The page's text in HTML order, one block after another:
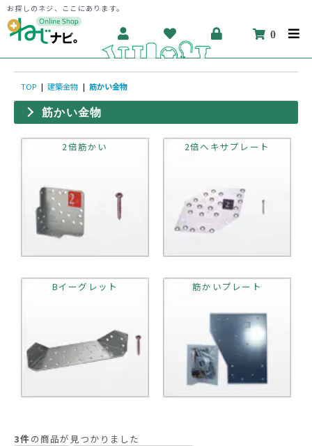
お探しのネジ、ここにあります。
0
TOP | 建築金物 | 筋かい金物
筋かい金物
2倍筋かい 2倍ヘキサプレート
Bイーグレット 筋かいプレート
3件の商品が見つかりました